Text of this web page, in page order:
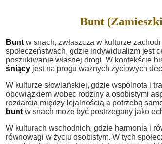
Bunt
Bunt w snach, zwłaszcza w kulturze
społeczeństwach, gdzie indywidualizm jest
poszukiwanie własnej drogi. W kontekście
śniący jest na progu ważnych życiowych
W kulturze słowiańskiej, gdzie wspólnota i
obowiązkiem wobec rodziny a osobistymi
rozdarcia między lojalnością a potrzebą
bunt w snach może być postrzegany jako
W kulturach wschodnich, gdzie harmonia i
równowagi w życiu osobistym. W tych